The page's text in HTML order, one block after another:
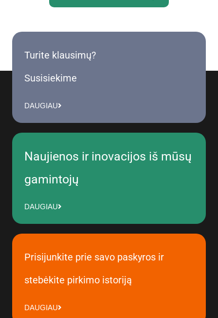
Turite klausimų?
Susisiekime
DAUGIAU
Naujienos ir inovacijos iš mūsų
gamintojų
DAUGIAU
Prisijunkite prie savo paskyros ir
stebėkite pirkimo istoriją
DAUGIAU